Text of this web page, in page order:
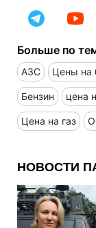
Больше по
АЗС Цены на
Бензин цена
Цена на газ